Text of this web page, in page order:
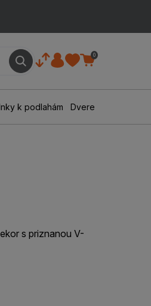
0
k podlahám Dvere
s priznanou V-